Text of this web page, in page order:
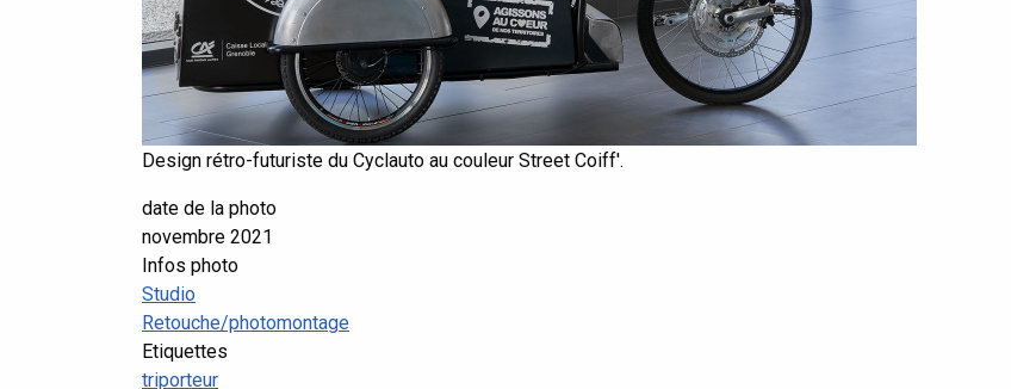
Design rétro-futuriste du Cyclauto au couleur Street Coiff'.
date de la photo
novembre 2021
Infos photo
Studio
Retouche/photomontage
Etiquettes
triporteur